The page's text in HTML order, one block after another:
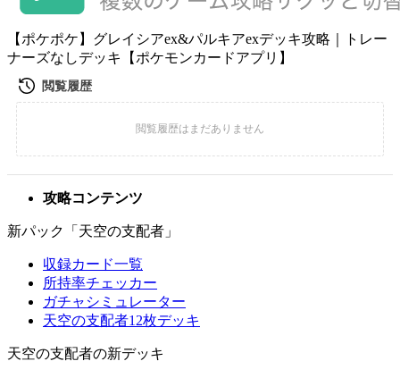
【ポケポケ】グレイシアex&パルキアexデッキ攻略｜トレー
ナーズなしデッキ【ポケモンカードアプリ】
攻略コンテンツ
新パック「天空の支配者」
収録カード一覧
所持率チェッカー
ガチャシミュレーター
天空の支配者12枚デッキ
天空の支配者の新デッキ